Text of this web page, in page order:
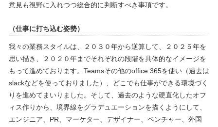
意見も視野に入れつつ総合的に判断すべき事項です。
（仕事に打ち込む姿勢）
我々の業務スタイルは、２０３０年から逆算して、２０２５年を
思い描き、２０２０年までそれぞれの段階を具体的なイメージを
もって進めております。Teamsその他のoffice 365を使い（過去は
slackなどを使っておりました）、どこでも仕事ができる環境づく
りを進めてまいりました。そして、過去のような硬直化したオフ
ィス作りから、境界線をグラデュエーションを描くようにして、
エンジニア、PR、マーケター、デザイナー、ベンチャー、外国